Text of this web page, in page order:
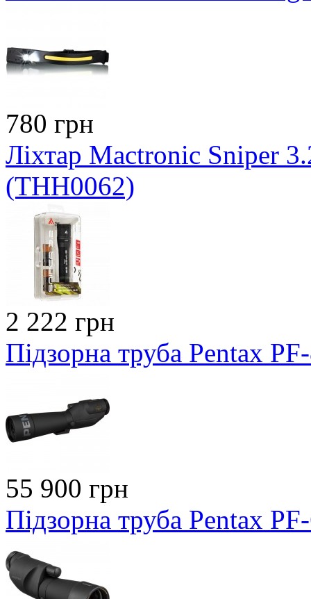
780 грн
Ліхтар Mactronic Sniper
(THH0062)
2 222 грн
Підзорна труба Pentax
55 900 грн
Підзорна труба Pentax